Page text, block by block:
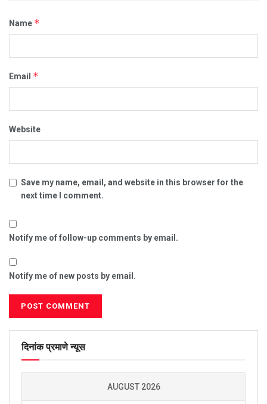
Name *
Email *
Website
Save my name, email, and website in this browser for the
next time I comment.
Notify me of follow-up comments by email.
Notify me of new posts by email.
दिनांक प्रमाणे न्यूस
AUGUST 2026